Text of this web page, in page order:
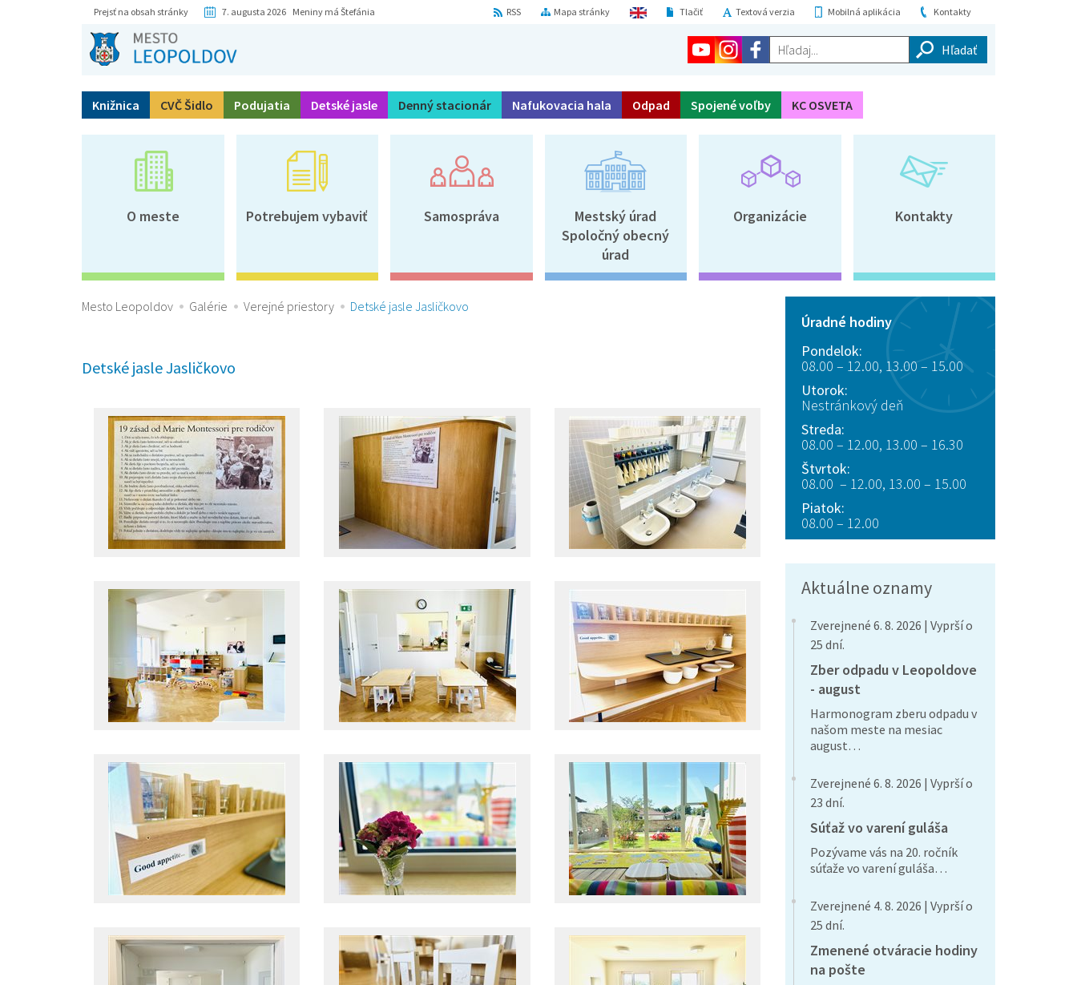
Prejsť na obsah stránky 7. augusta 2026 Meniny má Štefánia Kontakty
Mobilná aplikácia
Textová verzia
Tlačiť
Mapa stránky
RSS
Hľadaj...
Knižnica CVČ Šidlo Podujatia Detské jasle Denný stacionár Nafukovacia hala Odpad Spojené voľby KC OSVETA
O meste Potrebujem vybaviť Samospráva
Mestský úrad
Spoločný obecný
úrad
Organizácie Kontakty
Mesto Leopoldov Galérie Verejné priestory Detské jasle Jasličkovo
Detské jasle Jasličkovo
Úradné hodiny
Pondelok:
08.00 – 12.00, 13.00 – 15.00
Utorok:
Nestránkový deň
Streda:
08.00 – 12.00, 13.00 – 16.30
Štvrtok:
08.00 – 12.00, 13.00 – 15.00
Piatok:
08.00 – 12.00
Aktuálne oznamy
Zverejnené 6. 8. 2026 | Vyprší o
25 dní.
Zber odpadu v Leopoldove
- august
Harmonogram zberu odpadu v
našom meste na mesiac
august…
Zverejnené 6. 8. 2026 | Vyprší o
23 dní.
Súťaž vo varení guláša
Pozývame vás na 20. ročník
súťaže vo varení guláša…
Zverejnené 4. 8. 2026 | Vyprší o
25 dní.
Zmenené otváracie hodiny
na pošte